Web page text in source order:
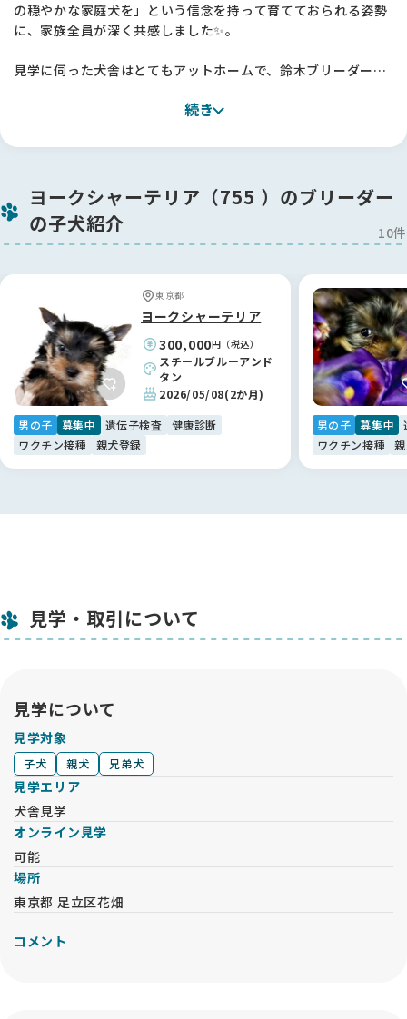
代表の吉村さんが発信されているメッセージからも、命を扱う
ことへの覚悟と誠実さが伝わり、見学時の相談や当日のお立ち
会いを含め、終始あたたかなサポートに支えられました。
日本も諸外国のように、動物たちに優しい国になってほしい。
そんな願いを形にしようとしているBFさんの活動を、これから
も心から応援しています。素敵な出会いを本当にありがとうご
の穏やかな家庭犬を」という信念を持って育てておられる姿勢
に、家族全員が深く共感しました✨。
見学に伺った犬舎はとてもアットホームで、鈴木ブリーダーが
くしている姿に大きな安心感を覚えました🏠
も決め手の一つです。
今回は子犬ではなく、落ち着いた「少し大人の子」を迎えるこ
とにしましたが、その落ち着いた品のある佇まいに家族4人満
場一致で「この子だ！」と確信しました🐶
ダーから具体的で的確なアドバイスをいただき、今ではすっか
り家族に溶け込んでいます。お迎えして終わりではなく、いつ
でも相談できるプロフェッショナルが後ろにいてくださること
は、何物にも代えがたい安心感です。鈴木さん、本当にありが
とうございました！✨
【BreederFamiliesへ】
命の背景まで考えたい方に。真の「優良」が見える場所です🕊️
「自分の迎え方が、ワンちゃんの不幸につながらないようにし
基準が明確で、ワンちゃんへのリスペクトを強く感じました📖
ブリーダーさん紹介の一言一言に温かみがあり、記事を通じて
ただ可愛い子犬を売るのではなく、「人と犬の幸せな未来」を
真剣に考えてつないでくれるサービスだと思います。命の行方
まで大切に考えたい方に、ぜひ知っていただきたいサイトで
す。心から感謝しています🙏
続き
ヨークシャーテリア（755 ）のブリーダー
の子犬紹介
10件
東京都
ヨークシャーテリア
300,000円（税込）
スチールブルーアンド
タン
2026/05/08(2か月)
男の子 募集中 遺伝子検査
健康診断
ワクチン接種
親犬登録
男の子 募集中
ワクチン接種
見学・取引について
見学について
見学対象
子犬 親犬 兄弟犬
見学エリア
犬舎見学
オンライン見学
可能
場所
東京都 足立区花畑
コメント